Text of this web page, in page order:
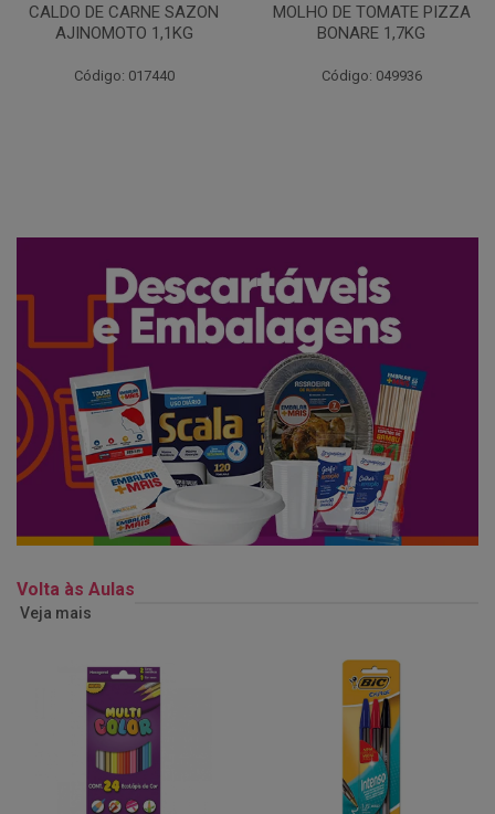
MOLHO DE TOMATE PIZZA
BONARE 1,7KG
Código: 049936
MARGARINA USO
PROFISSIONAL 80% CUKIN
Código: 062469
Volta às Aulas
Veja mais